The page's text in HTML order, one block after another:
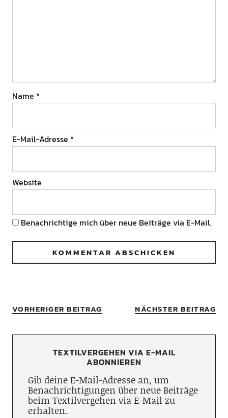
Name *
E-Mail-Adresse *
Website
Benachrichtige mich über neue Beiträge via E-Mail.
VORHERIGER BEITRAG NÄCHSTER BEITRAG
TEXTILVERGEHEN VIA E-MAIL
ABONNIEREN
Gib deine E-Mail-Adresse an, um
Benachrichtigungen über neue Beiträge
beim Textilvergehen via E-Mail zu
erhalten.